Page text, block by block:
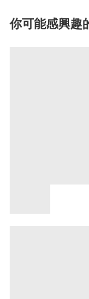
你可能感興趣